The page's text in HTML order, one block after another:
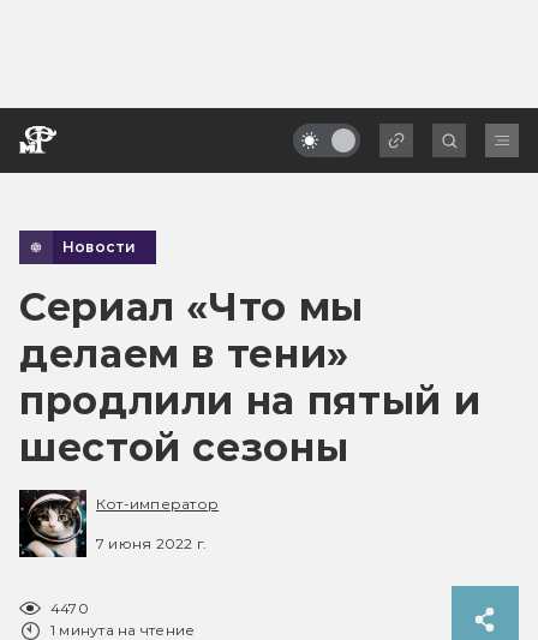
Новости
Сериал «Что мы
делаем в тени»
продлили на пятый и
шестой сезоны
Кот-император
7 июня 2022 г.
4470
1 минута на чтение